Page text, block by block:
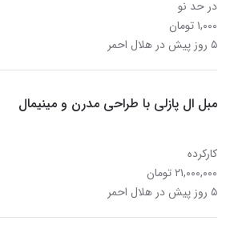
در حد نو
۱,۰۰۰ تومان
۵ روز پیش در هلال احمر
مبل ال پازلی با طراحی مدرن و مینیمال
کارکرده
۲۱,۰۰۰,۰۰۰ تومان
۵ روز پیش در هلال احمر